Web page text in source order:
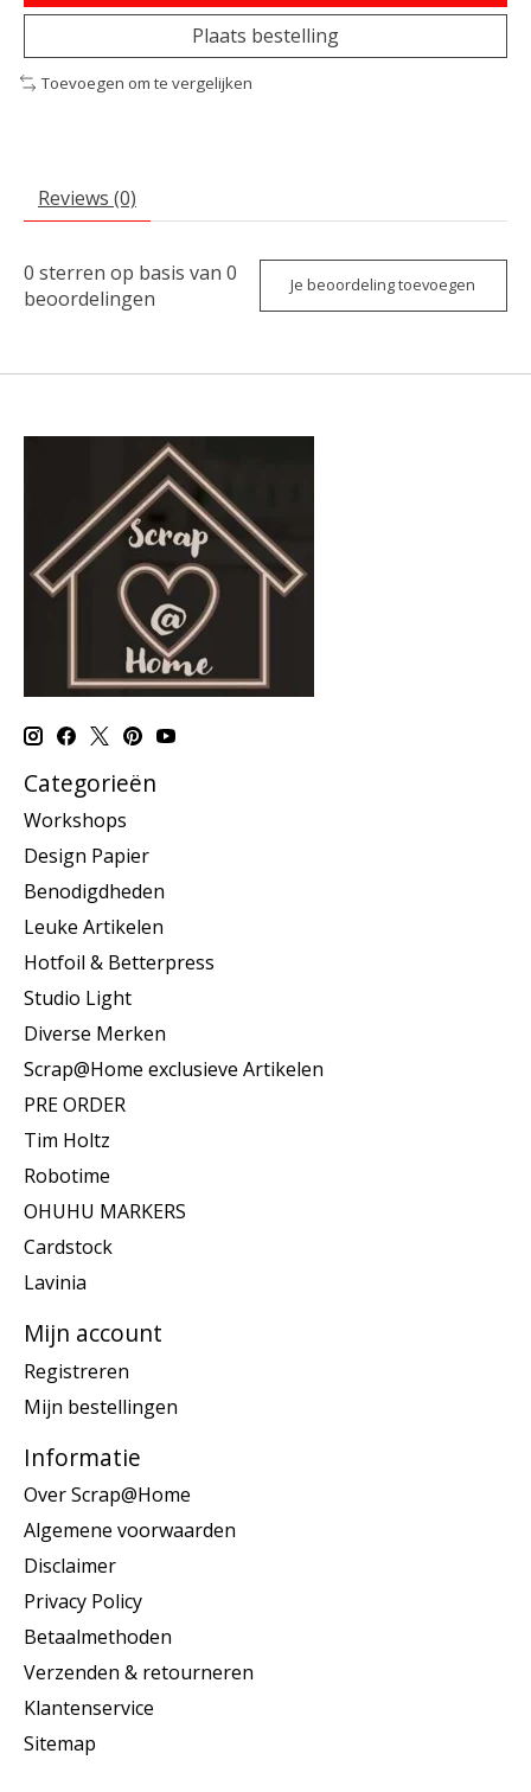
Plaats bestelling
Toevoegen om te vergelijken
Reviews (0)
0 sterren op basis van 0
beoordelingen
Je beoordeling toevoegen
Categorieën
Workshops
Design Papier
Benodigdheden
Leuke Artikelen
Hotfoil & Betterpress
Studio Light
Diverse Merken
Scrap@Home exclusieve Artikelen
PRE ORDER
Tim Holtz
Robotime
OHUHU MARKERS
Cardstock
Lavinia
Mijn account
Registreren
Mijn bestellingen
Informatie
Over Scrap@Home
Algemene voorwaarden
Disclaimer
Privacy Policy
Betaalmethoden
Verzenden & retourneren
Klantenservice
Sitemap